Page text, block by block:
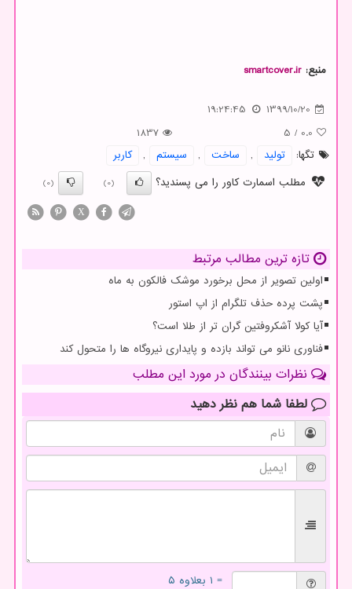
منبع: smartcover.ir
1399/10/20
19:24:45
0.0
/
5
1837
تگها:
تولید , ساخت , سیستم ,
كاربر
مطلب اسمارت کاور را می پسندید؟
(0)
(0)
X
تازه ترین مطالب مرتبط
اولین تصویر از محل برخورد موشک فالکون به ماه
پشت پرده حذف تلگرام از اپ استور
آیا کولا آشکروفتین گران تر از طلا است؟
فناوری نانو می تواند بازده و پایداری نیروگاه ها را متحول کند
نظرات بینندگان در مورد این مطلب
لطفا شما هم نظر دهید
= ۱ بعلاوه ۵